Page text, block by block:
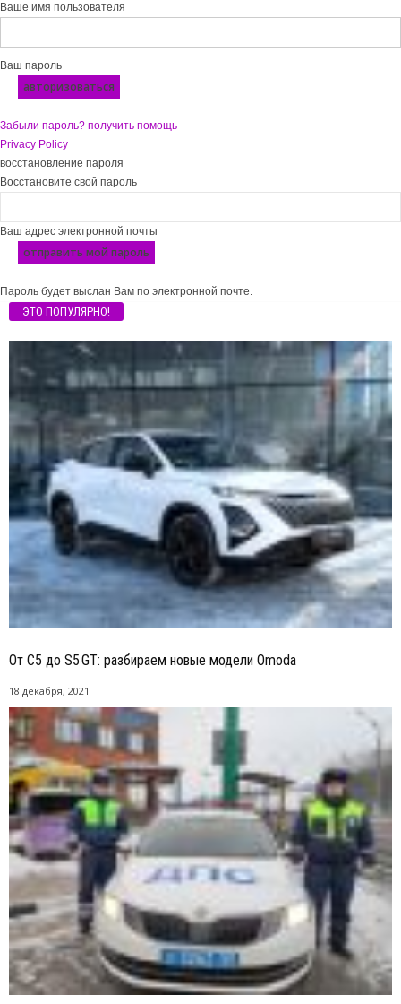
Ваше имя пользователя
Ваш пароль
Забыли пароль? получить помощь
Privacy Policy
восстановление пароля
Восстановите свой пароль
Ваш адрес электронной почты
Пароль будет выслан Вам по электронной почте.
ЭТО ПОПУЛЯРНО!
От C5 до S5 GT: разбираем новые модели Omoda
18 декабря, 2021